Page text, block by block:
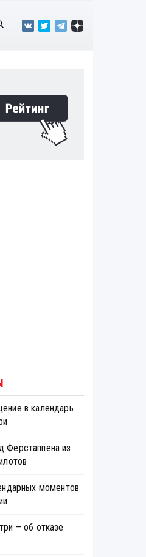
в календарь
Ферстаппена из
моментов
– об отказе